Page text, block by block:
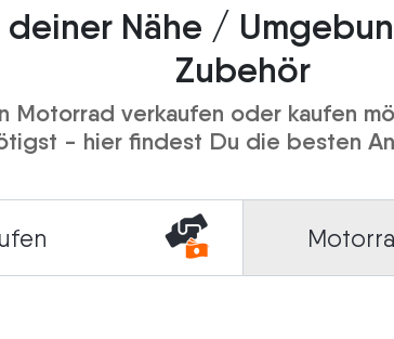
Nähe /
Zubehör
Motorrad verkaufen oder kaufen
- hier findest Du die besten